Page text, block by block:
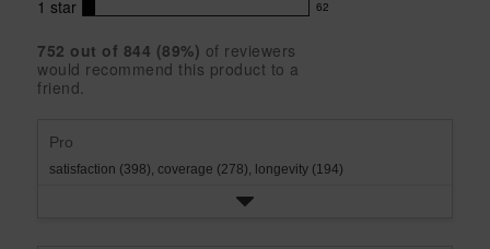
rating.
rating.
with
star
rating.
reviews
2
star
rating.
1 star 62
62
with
1
752 out of 844 (89%) of reviewers
would recommend this product to a
friend.
Pro
satisfaction (398), coverage (278), longevity (194)